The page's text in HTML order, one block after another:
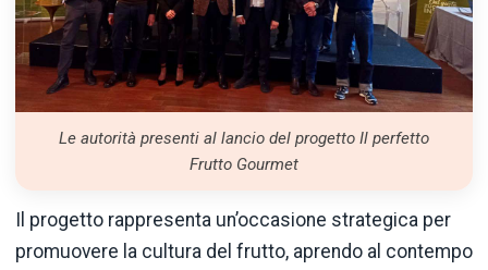
Le autorità presenti al lancio del progetto Il perfetto
Frutto Gourmet
Il progetto rappresenta un’occasione strategica per
promuovere la cultura del frutto, aprendo al contempo